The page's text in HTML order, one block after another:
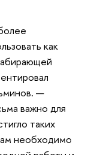
как
—
важно для
таких
необходимо